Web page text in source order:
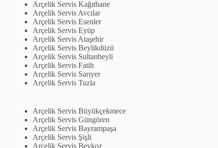
Arçelik Servis Kağıthane
Arçelik Servis Avcılar
Arçelik Servis Esenler
Arçelik Servis Eyüp
Arçelik Servis Ataşehir
Arçelik Servis Beylikdüzü
Arçelik Servis Sultanbeyli
Arçelik Servis Fatih
Arçelik Servis Sarıyer
Arçelik Servis Tuzla
Arçelik Servis Büyükçekmece
Arçelik Servis Güngören
Arçelik Servis Bayrampaşa
Arçelik Servis Şişli
Arçelik Servis Beykoz